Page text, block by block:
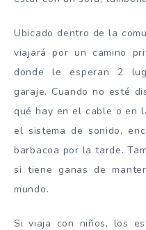
Ubicado dentro de la
viajará por un camino
donde le esperan 2
garaje. Cuando no esté
qué hay en el cable o en
el sistema de sonido,
barbacoa por la tarde.
si tiene ganas de
mundo.
Si viaja con niños, los